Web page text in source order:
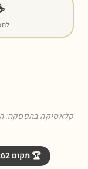
קלאסיקה בהפסקה:
🏆 מקום